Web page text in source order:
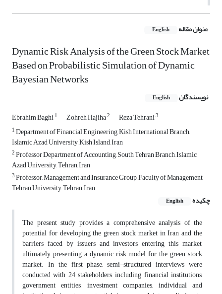
عنوان مقاله English
Dynamic Risk Analysis of the Green Stock Market
Based on Probabilistic Simulation of Dynamic
Bayesian Networks
نویسندگان English
Ebrahim Baghi1 Zohreh Hajiha2 Reza Tehrani3
1Department of Financial Engineering, Kish International Branch,
Islamic Azad University, Kish Island, Iran
2Professor Department of Accounting, South Tehran Branch, Islamic
Azad University, Tehran, Iran
3Professor, Management and Insurance Group, Faculty of Management,
Tehran University, Tehran, Iran
چکیده
English
The present study provides a comprehensive analysis of the
potential for developing the green stock market in Iran and the
barriers faced by issuers and investors entering this market,
ultimately presenting a dynamic risk model for the green stock
market. In the first phase, semi-structured interviews were
conducted with 24 stakeholders, including financial institutions,
government entities, investment companies, individual and